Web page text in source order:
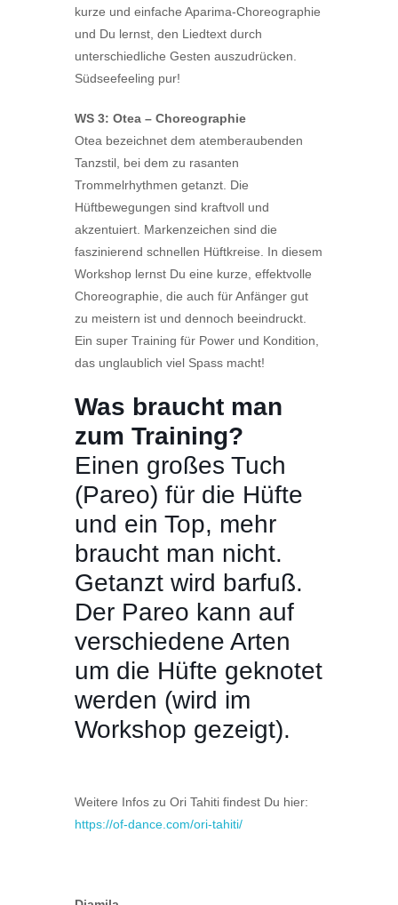
kurze und einfache Aparima-Choreographie
und Du lernst, den Liedtext durch
unterschiedliche Gesten auszudrücken.
Südseefeeling pur!
WS 3: Otea – Choreographie
Otea bezeichnet dem atemberaubenden
Tanzstil, bei dem zu rasanten
Trommelrhythmen getanzt. Die
Hüftbewegungen sind kraftvoll und
akzentuiert. Markenzeichen sind die
faszinierend schnellen Hüftkreise. In diesem
Workshop lernst Du eine kurze, effektvolle
Choreographie, die auch für Anfänger gut
zu meistern ist und dennoch beeindruckt.
Ein super Training für Power und Kondition,
das unglaublich viel Spass macht!
Was braucht man
zum Training?
Einen großes Tuch
(Pareo) für die Hüfte
und ein Top, mehr
braucht man nicht.
Getanzt wird barfuß.
Der Pareo kann auf
verschiedene Arten
um die Hüfte geknotet
werden (wird im
Workshop gezeigt).
Weitere Infos zu Ori Tahiti findest Du hier:
https://of-dance.com/ori-tahiti/